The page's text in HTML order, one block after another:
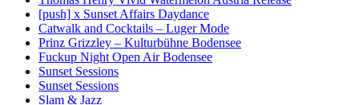
[push] x Sunset Affairs Daydance
Catwalk and Cocktails – Luger Mode
Prinz Grizzley – Kulturbühne Bodensee
Fuckup Night Open Air Bodensee
Sunset Sessions
Sunset Sessions
Slam & Jazz